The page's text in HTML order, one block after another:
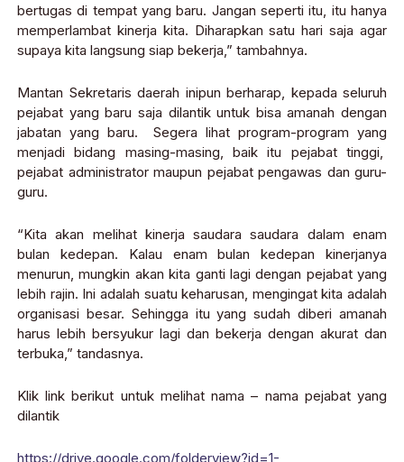
bertugas di tempat yang baru. Jangan seperti itu, itu hanya
memperlambat kinerja kita. Diharapkan satu hari saja agar
supaya kita langsung siap bekerja,” tambahnya.
Mantan Sekretaris daerah inipun berharap, kepada seluruh
pejabat yang baru saja dilantik untuk bisa amanah dengan
jabatan yang baru. Segera lihat program-program yang
menjadi bidang masing-masing, baik itu pejabat tinggi,
pejabat administrator maupun pejabat pengawas dan guru-
guru.
“Kita akan melihat kinerja saudara saudara dalam enam
bulan kedepan. Kalau enam bulan kedepan kinerjanya
menurun, mungkin akan kita ganti lagi dengan pejabat yang
lebih rajin. Ini adalah suatu keharusan, mengingat kita adalah
organisasi besar. Sehingga itu yang sudah diberi amanah
harus lebih bersyukur lagi dan bekerja dengan akurat dan
terbuka,” tandasnya.
Klik link berikut untuk melihat nama – nama pejabat yang
dilantik
https://drive.google.com/folderview?id=1-